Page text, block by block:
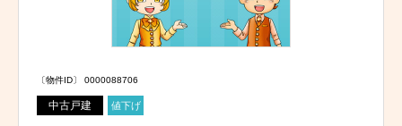
〔物件ID〕 0000088706
中古戸建 値下げ